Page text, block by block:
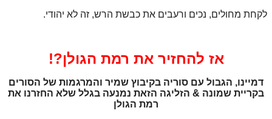
לקחת מחולים, נכים ורעבים את כבשת הרש, זה לא יהודי.
אז להחזיר את רמת הגולן?!
דמיינו, הגבול עם סוריה בקיבוץ שמיר והמרגמות של הסורים
בקריית שמונה & הזליגה הזאת נמנעה בגלל שלא החזרנו את
רמת הגולן